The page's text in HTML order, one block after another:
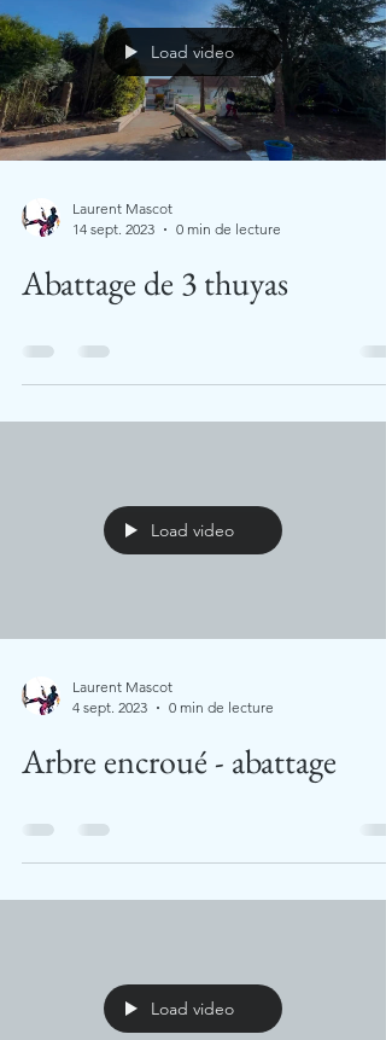
Load video
Laurent Mascot
14 sept. 2023
0 min de lecture
Abattage de 3 thuyas
Load video
Laurent Mascot
4 sept. 2023
0 min de lecture
Arbre encroué - abattage
Load video